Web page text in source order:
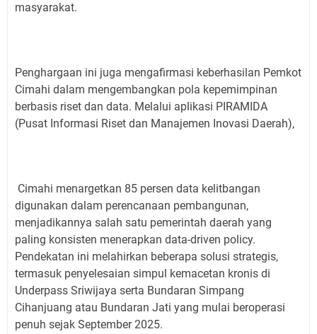
masyarakat.
Penghargaan ini juga mengafirmasi keberhasilan Pemkot
Cimahi dalam mengembangkan pola kepemimpinan
berbasis riset dan data. Melalui aplikasi PIRAMIDA
(Pusat Informasi Riset dan Manajemen Inovasi Daerah),
Cimahi menargetkan 85 persen data kelitbangan
digunakan dalam perencanaan pembangunan,
menjadikannya salah satu pemerintah daerah yang
paling konsisten menerapkan data-driven policy.
Pendekatan ini melahirkan beberapa solusi strategis,
termasuk penyelesaian simpul kemacetan kronis di
Underpass Sriwijaya serta Bundaran Simpang
Cihanjuang atau Bundaran Jati yang mulai beroperasi
penuh sejak September 2025.